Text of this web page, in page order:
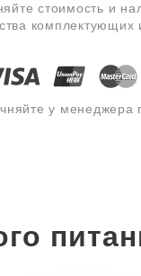
стоимость и
у